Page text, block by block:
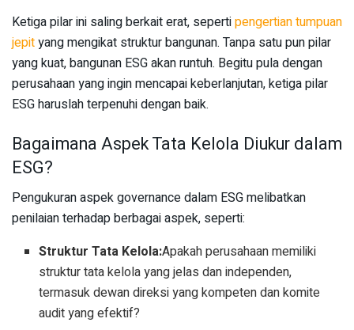
Ketiga pilar ini saling berkait erat, sepertipengertian tumpuan
jepityang mengikat struktur bangunan. Tanpa satu pun pilar
yang kuat, bangunan ESG akan runtuh. Begitu pula dengan
perusahaan yang ingin mencapai keberlanjutan, ketiga pilar
ESG haruslah terpenuhi dengan baik.
Bagaimana Aspek Tata Kelola Diukur dalam
ESG?
Pengukuran aspek governance dalam ESG melibatkan
penilaian terhadap berbagai aspek, seperti:
Struktur Tata Kelola:Apakah perusahaan memiliki
struktur tata kelola yang jelas dan independen,
termasuk dewan direksi yang kompeten dan komite
audit yang efektif?